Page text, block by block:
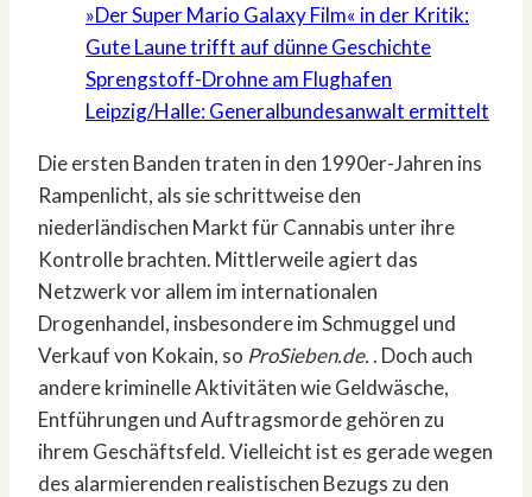
»Der Super Mario Galaxy Film« in der Kritik:
Gute Laune trifft auf dünne Geschichte
Sprengstoff-Drohne am Flughafen
Leipzig/Halle: Generalbundesanwalt ermittelt
Die ersten Banden traten in den 1990er-Jahren ins
Rampenlicht, als sie schrittweise den
niederländischen Markt für Cannabis unter ihre
Kontrolle brachten. Mittlerweile agiert das
Netzwerk vor allem im internationalen
Drogenhandel, insbesondere im Schmuggel und
Verkauf von Kokain, so ProSieben.de.. Doch auch
andere kriminelle Aktivitäten wie Geldwäsche,
Entführungen und Auftragsmorde gehören zu
ihrem Geschäftsfeld. Vielleicht ist es gerade wegen
des alarmierenden realistischen Bezugs zu den